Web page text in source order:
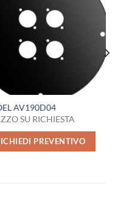
AV190D04
SU RICHIESTA
PREVENTIVO